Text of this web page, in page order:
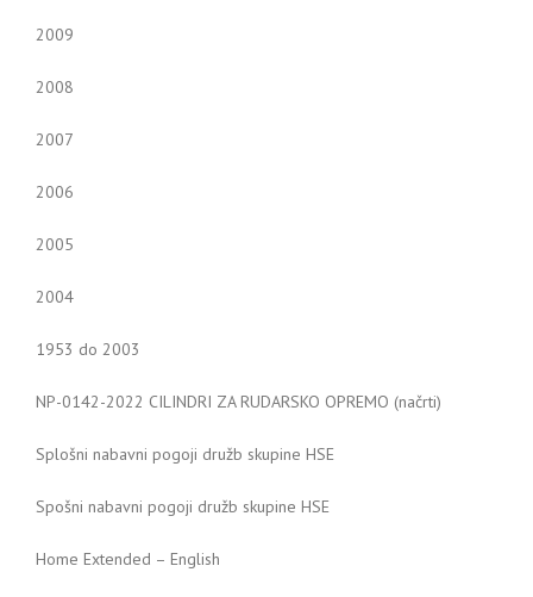
2009
2008
2007
2006
2005
2004
1953 do 2003
NP-0142-2022 CILINDRI ZA RUDARSKO OPREMO (načrti)
Splošni nabavni pogoji družb skupine HSE
Spošni nabavni pogoji družb skupine HSE
Home Extended – English